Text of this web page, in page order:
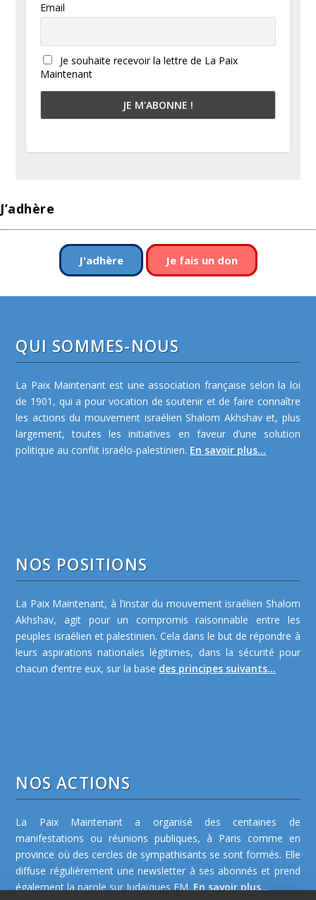
Email
Je souhaite recevoir la lettre de La Paix
Maintenant
J’adhère
J'adhère Je fais un don
QUI SOMMES-NOUS
La Paix Maintenant est une association française selon la loi
de 1901, qui a pour vocation de soutenir et de faire connaître
les actions du mouvement israélien Shalom Akhshav et, plus
largement, toutes les initiatives en faveur d’une solution
politique au conflit israélo-palestinien. En savoir plus...
NOS POSITIONS
La Paix Maintenant, à l’instar du mouvement israélien Shalom
Akhshav, agit pour un compromis raisonnable entre les
peuples israélien et palestinien. Cela dans le but de répondre à
leurs aspirations nationales légitimes, dans la sécurité pour
chacun d’entre eux, sur la base des principes suivants...
NOS ACTIONS
La Paix Maintenant a organisé des centaines de
manifestations ou réunions publiques, à Paris comme en
province où des cercles de sympathisants se sont formés. Elle
diffuse régulièrement une newsletter à ses abonnés et prend
également la parole sur Judaïques FM.En savoir plus...